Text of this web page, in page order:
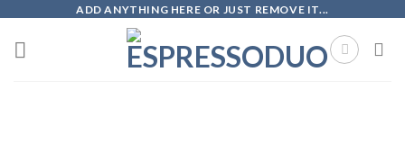
content
ADD ANYTHING HERE OR JUST REMOVE IT...